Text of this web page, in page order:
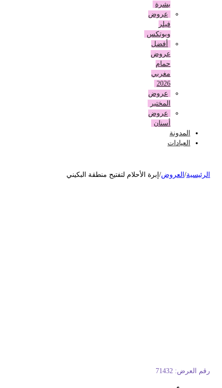
بشرة
عروض
وبوتكس
أفضل
عروض
حمام
مغربي
عروض
المختبر
عروض
أسنان
المدونة
العيادات
/العروض إبرة الأحلام لتفتيح منطقة البكيني
العرض: 71432